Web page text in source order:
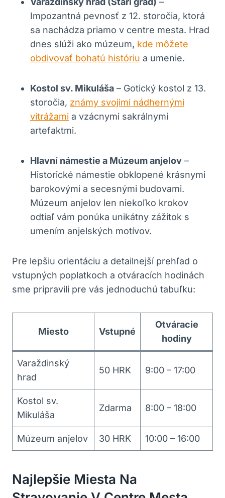
Impozantná pevnosť z 12. storočia, ktorá
sa nachádza priamo v centre mesta. Hrad
dnes slúži ako múzeum, kde môžete
obdivovať bohatú históriu a umenie.
Kostol sv. Mikuláša – Gotický kostol z 13.
storočia, známy svojimi nádhernými
vitrážami a vzácnymi sakrálnymi
artefaktmi.
Hlavní námestie a Múzeum anjelov –
Historické námestie obklopené krásnymi
barokovými a secesnými budovami.
Múzeum anjelov len niekoľko krokov
odtiaľ vám ponúka unikátny zážitok s
umením anjelských motívov.
Pre lepšiu orientáciu a detailnejší prehľad o
vstupných poplatkoch a otváracích hodinách
sme pripravili pre vás jednoduchú tabuľku:
Miesto Vstupné
Otváracie
hodiny
Varaždinský
hrad
50 HRK 9:00 – 17:00
Kostol sv.
Mikuláša
Zdarma 8:00 – 18:00
Múzeum anjelov 30 HRK 10:00 – 16:00
Najlepšie Miesta Na